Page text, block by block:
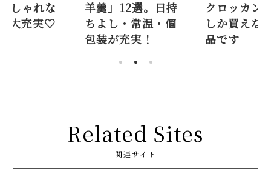
」12選。日持
し・常温・個
クロッカンテは今
しか買えない限定
品です
11選。
お菓子
Related Sites
関連サイト